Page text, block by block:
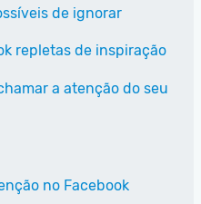
de ignorar
repletas de inspiração
a atenção do seu
no Facebook